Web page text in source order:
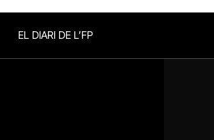
EL DIARI DE L’FP